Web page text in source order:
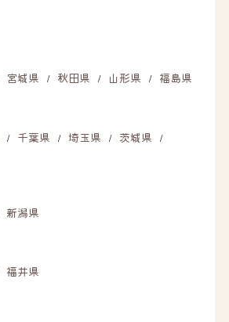
宮城県 / 秋田県 / 山形県 / 福島県
/ 千葉県 / 埼玉県 / 茨城県 /
新潟県
福井県